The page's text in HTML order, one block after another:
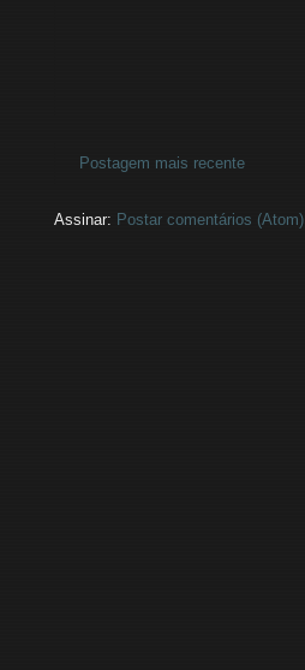
Postagem mais recente
Assinar: Postar comentários (Atom)